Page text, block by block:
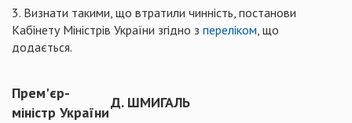
3. Визнати такими, що втратили чинність, постанови
Кабінету Міністрів України згідно з переліком, що
додається.
Прем'єр-
міністр України
Д. ШМИГАЛЬ